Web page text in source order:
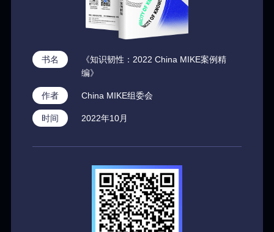
书名
《知识韧性：2022 China MIKE案例精
编》
作者 China MIKE组委会
时间 2022年10月